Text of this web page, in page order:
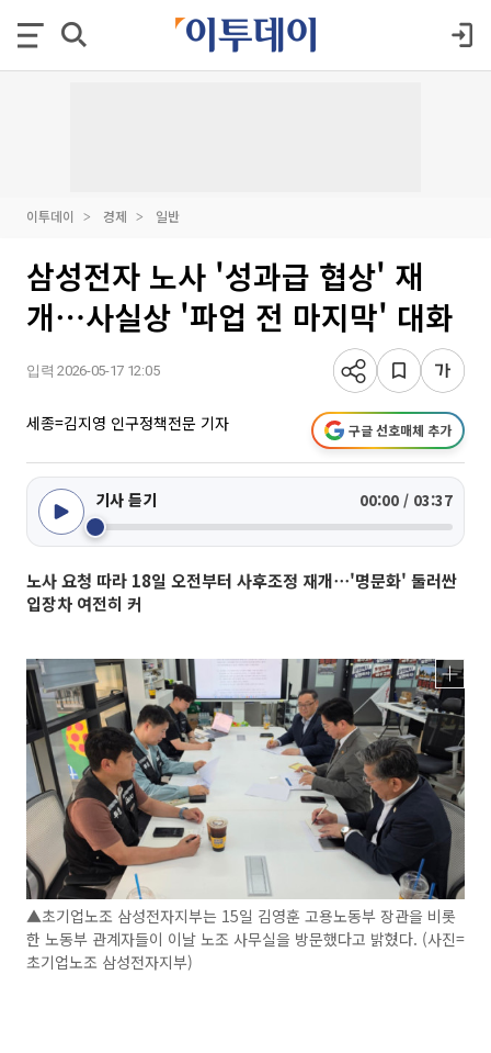
이투데이 경제 일반
삼성전자 노사 '성과급 협상' 재
개⋯사실상 '파업 전 마지막' 대화
입력 2026-05-17 12:05
세종=김지영 인구정책전문 기자 구글 선호매체 추가
기사 듣기 00:00 / 03:37
노사 요청 따라 18일 오전부터 사후조정 재개⋯'명문화' 둘러싼
입장차 여전히 커
▲초기업노조 삼성전자지부는 15일 김영훈 고용노동부 장관을 비롯
한 노동부 관계자들이 이날 노조 사무실을 방문했다고 밝혔다. (사진=
초기업노조 삼성전자지부)